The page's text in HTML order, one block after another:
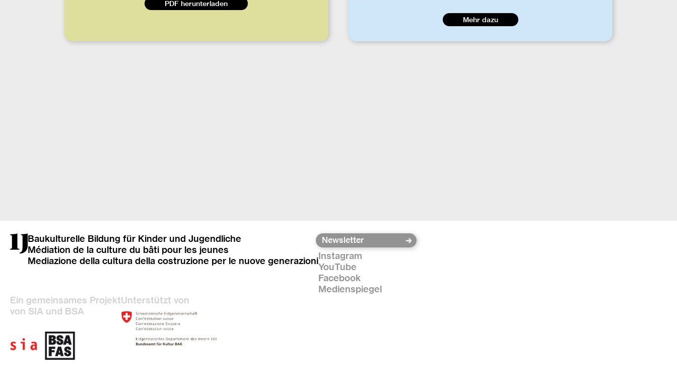
PDF herunterladen
Mehr dazu
Baukulturelle Bildung für Kinder und Jugendliche
Médiation de la culture du bâti pour les jeunes
Mediazione della cultura della costruzione per le nuove generazioniInstagram
YouTube
Facebook
Medienspiegel
Ein gemeinsames Projekt
von SIA und BSA
Unterstützt von